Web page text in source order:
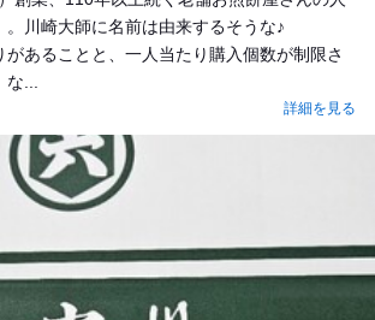
。川崎大師に名前は由来するそうな♪
あることと、一人当たり購入個数が制限さ
...
詳細を見る